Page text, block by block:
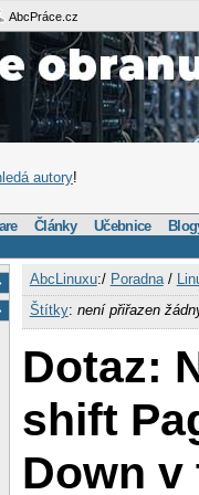
AbcPráce.cz
autory!
Články Učebnice
AbcLinuxu:/ Poradna/
Štítky: není přiřazen
Dotaz:
shift
Down